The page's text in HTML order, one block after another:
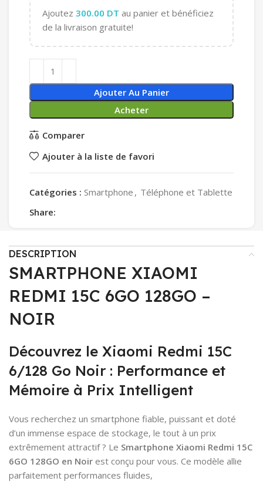
Ajoutez 300.00 DT au panier et bénéficiez
de la livraison gratuite!
Ajouter Au Panier
Acheter
Comparer
Ajouter à la liste de favori
Catégories : Smartphone , Téléphone et Tablette
Share:
DESCRIPTION
SMARTPHONE XIAOMI
REDMI 15C 6GO 128GO –
NOIR
Découvrez le Xiaomi Redmi 15C
6/128 Go Noir : Performance et
Mémoire à Prix Intelligent
Vous recherchez un smartphone fiable, puissant et doté
d’un immense espace de stockage, le tout à un prix
extrêmement attractif ? Le Smartphone Xiaomi Redmi 15C
6GO 128GO en Noir est conçu pour vous. Ce modèle allie
parfaitement performances fluides,